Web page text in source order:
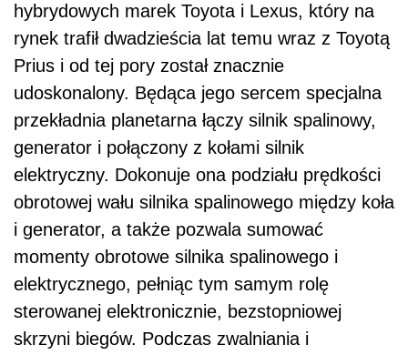
hybrydowych marek Toyota i Lexus, który na
rynek trafił dwadzieścia lat temu wraz z Toyotą
Prius i od tej pory został znacznie
udoskonalony. Będąca jego sercem specjalna
przekładnia planetarna łączy silnik spalinowy,
generator i połączony z kołami silnik
elektryczny. Dokonuje ona podziału prędkości
obrotowej wału silnika spalinowego między koła
i generator, a także pozwala sumować
momenty obrotowe silnika spalinowego i
elektrycznego, pełniąc tym samym rolę
sterowanej elektronicznie, bezstopniowej
skrzyni biegów. Podczas zwalniania i